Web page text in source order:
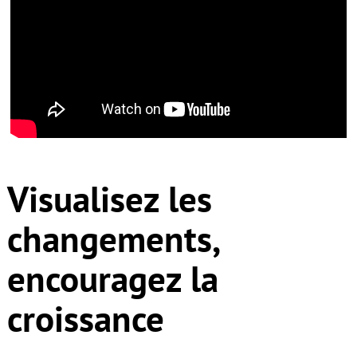
Visualisez les
changements,
encouragez la
croissance